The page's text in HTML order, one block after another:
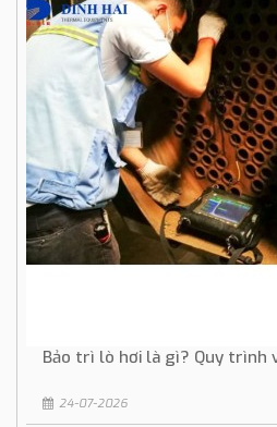
Bảo trì lò hơi là gì? Quy trình
24-07-2026